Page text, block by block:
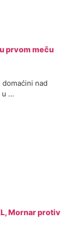
prvom meču
nad
u …
Mornar protiv